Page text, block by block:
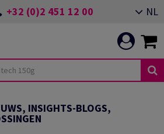
+32 (0)2 451 12 00 NL
INSIGHTS-BLOGS,